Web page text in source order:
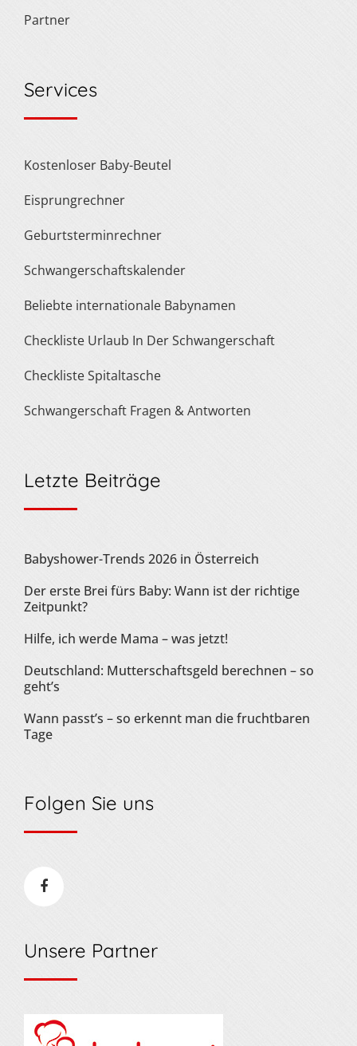
Partner
Services
Kostenloser Baby-Beutel
Eisprungrechner
Geburtsterminrechner
Schwangerschaftskalender
Beliebte internationale Babynamen
Checkliste Urlaub In Der Schwangerschaft
Checkliste Spitaltasche
Schwangerschaft Fragen & Antworten
Letzte Beiträge
Babyshower-Trends 2026 in Österreich
Der erste Brei fürs Baby: Wann ist der richtige
Zeitpunkt?
Hilfe, ich werde Mama – was jetzt!
Deutschland: Mutterschaftsgeld berechnen – so
geht’s
Wann passt’s – so erkennt man die fruchtbaren
Tage
Folgen Sie uns
Unsere Partner